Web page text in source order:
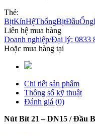
Thẻ:
BịtKínHệThốngBịtĐầuỐng
Liên hệ mua hàng
Doanh nghiệp/Đại lý: 0833
Hoặc mua hàng tại
Chi tiết sản phẩm
Thông số kỹ thuật
Đánh giá (0)
Nút Bít 21 – DN15 / Đầu